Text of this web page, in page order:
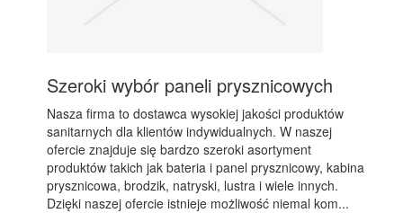
Szeroki wybór paneli prysznicowych
Nasza firma to dostawca wysokiej jakości produktów
sanitarnych dla klientów indywidualnych. W naszej
ofercie znajduje się bardzo szeroki asortyment
produktów takich jak bateria i panel prysznicowy, kabina
prysznicowa, brodzik, natryski, lustra i wiele innych.
Dzięki naszej ofercie istnieje możliwość niemal kom...